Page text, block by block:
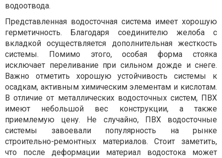
водоотвода.
Представленная водосточная система имеет хорошую
герметичность. Благодаря соединителю желоба с
вкладкой осуществляется дополнительная жесткость
системы. Помимо этого, особая форма стояка
исключает переливание при сильном дожде и снеге.
Важно отметить хорошую устойчивость системы к
осадкам, активным химическим элементам и кислотам.
В отличие от металлических водосточных систем, ПВХ
имеют небольшой вес конструкции, а также
приемлемую цену. Не случайно, ПВХ водосточные
системы завоевали популярность на рынке
строительно-ремонтных материалов. Стоит заметить,
что после деформации материал водостока может